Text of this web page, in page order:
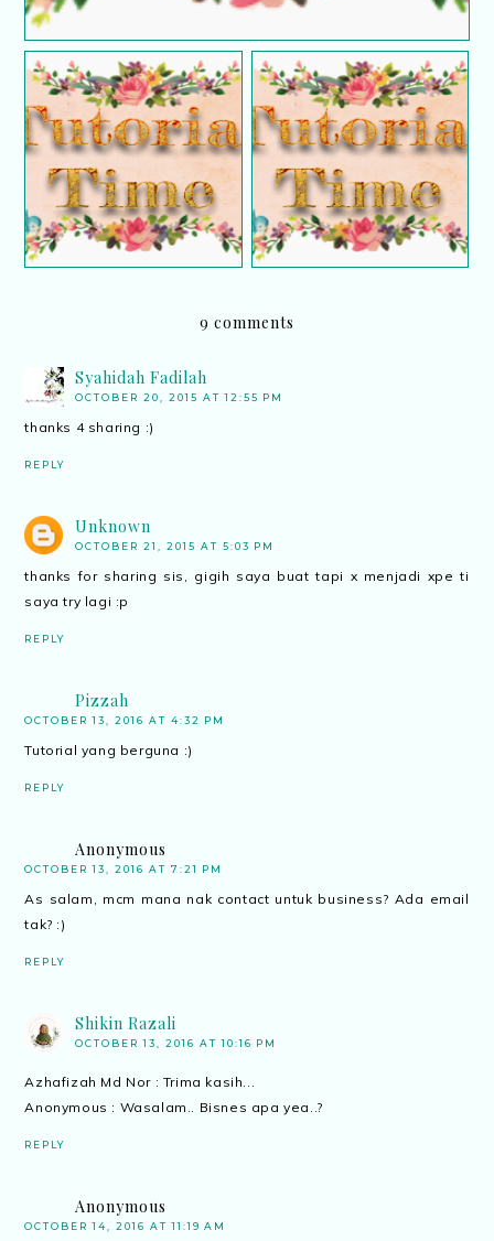
Tutorial : 'Sticky post'
Tutorial : Cara buat
menu navigasi pada blog
9 comments
Syahidah Fadilah
OCTOBER 20, 2015 AT 12:55 PM
thanks 4 sharing :)
REPLY
Unknown
OCTOBER 21, 2015 AT 5:03 PM
thanks for sharing sis, gigih saya buat tapi x menjadi xpe ti
saya try lagi :p
REPLY
Pizzah
OCTOBER 13, 2016 AT 4:32 PM
Tutorial yang berguna :)
REPLY
Anonymous
OCTOBER 13, 2016 AT 7:21 PM
As salam, mcm mana nak contact untuk business? Ada email
tak? :)
REPLY
Shikin Razali
OCTOBER 13, 2016 AT 10:16 PM
Azhafizah Md Nor : Trima kasih...
Anonymous : Wasalam.. Bisnes apa yea..?
REPLY
Anonymous
OCTOBER 14, 2016 AT 11:19 AM